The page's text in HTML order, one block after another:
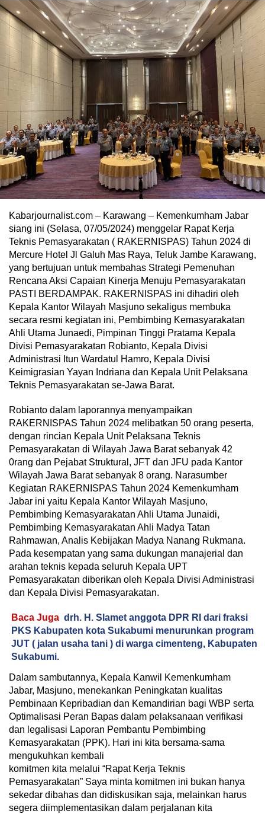
Kabarjournalist.com – Karawang – Kemenkumham Jabar
siang ini (Selasa, 07/05/2024) menggelar Rapat Kerja
Teknis Pemasyarakatan ( RAKERNISPAS) Tahun 2024 di
Mercure Hotel Jl Galuh Mas Raya, Teluk Jambe Karawang,
yang bertujuan untuk membahas Strategi Pemenuhan
Rencana Aksi Capaian Kinerja Menuju Pemasyarakatan
PASTI BERDAMPAK. RAKERNISPAS ini dihadiri oleh
Kepala Kantor Wilayah Masjuno sekaligus membuka
secara resmi kegiatan ini, Pembimbing Kemasyarakatan
Ahli Utama Junaedi, Pimpinan Tinggi Pratama Kepala
Divisi Pemasyarakatan Robianto, Kepala Divisi
Administrasi Itun Wardatul Hamro, Kepala Divisi
Keimigrasian Yayan Indriana dan Kepala Unit Pelaksana
Teknis Pemasyarakatan se-Jawa Barat.
Robianto dalam laporannya menyampaikan
RAKERNISPAS Tahun 2024 melibatkan 50 orang peserta,
dengan rincian Kepala Unit Pelaksana Teknis
Pemasyarakatan di Wilayah Jawa Barat sebanyak 42
0rang dan Pejabat Struktural, JFT dan JFU pada Kantor
Wilayah Jawa Barat sebanyak 8 orang. Narasumber
Kegiatan RAKERNISPAS Tahun 2024 Kemenkumham
Jabar ini yaitu Kepala Kantor Wilayah Masjuno,
Pembimbing Kemasyarakatan Ahli Utama Junaidi,
Pembimbing Kemasyarakatan Ahli Madya Tatan
Rahmawan, Analis Kebijakan Madya Nanang Rukmana.
Pada kesempatan yang sama dukungan manajerial dan
arahan teknis kepada seluruh Kepala UPT
Pemasyarakatan diberikan oleh Kepala Divisi Administrasi
dan Kepala Divisi Pemasyarakatan.
Baca Juga drh. H. Slamet anggota DPR RI dari fraksi
PKS Kabupaten kota Sukabumi menurunkan program
JUT ( jalan usaha tani ) di warga cimenteng, Kabupaten
Sukabumi.
Dalam sambutannya, Kepala Kanwil Kemenkumham
Jabar, Masjuno, menekankan Peningkatan kualitas
Pembinaan Kepribadian dan Kemandirian bagi WBP serta
Optimalisasi Peran Bapas dalam pelaksanaan verifikasi
dan legalisasi Laporan Pembantu Pembimbing
Kemasyarakatan (PPK). Hari ini kita bersama-sama
mengukuhkan kembali
komitmen kita melalui “Rapat Kerja Teknis
Pemasyarakatan” Saya minta komitmen ini bukan hanya
sekedar dibahas dan didiskusikan saja, melainkan harus
segera diimplementasikan dalam perjalanan kita